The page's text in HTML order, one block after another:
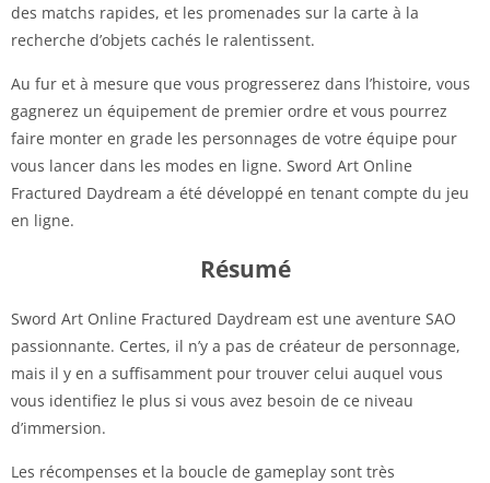
des matchs rapides, et les promenades sur la carte à la
recherche d’objets cachés le ralentissent.
Au fur et à mesure que vous progresserez dans l’histoire, vous
gagnerez un équipement de premier ordre et vous pourrez
faire monter en grade les personnages de votre équipe pour
vous lancer dans les modes en ligne. Sword Art Online
Fractured Daydream a été développé en tenant compte du jeu
en ligne.
Résumé
Sword Art Online Fractured Daydream est une aventure SAO
passionnante. Certes, il n’y a pas de créateur de personnage,
mais il y en a suffisamment pour trouver celui auquel vous
vous identifiez le plus si vous avez besoin de ce niveau
d’immersion.
Les récompenses et la boucle de gameplay sont très